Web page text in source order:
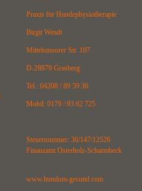
Praxis für Hundephysiotherapie
Birgit Wendt
Mittelsmoorer Str. 107
D-28879 Grasberg
Tel.: 04208 / 89 59 36
Mobil: 0179 / 93 62 725
Steuernummer: 36/147/12526
Finanzamt Osterholz-Scharmbeck
www.hundum-gesund.com